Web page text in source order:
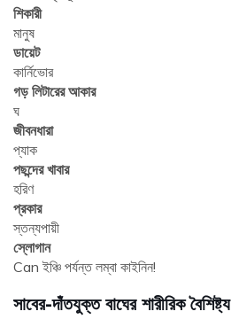
শিকারী
মানুষ
ডায়েট
কার্নিভোর
গড় লিটারের আকার
ঘ
জীবনধারা
প্যাক
পছন্দের খাবার
হরিণ
প্রকার
স্তন্যপায়ী
স্লোগান
Can ইঞ্চি পর্যন্ত লম্বা কাইনিন!
সাবের-দাঁতযুক্ত বাঘের শারীরিক বৈশিষ্ট্য